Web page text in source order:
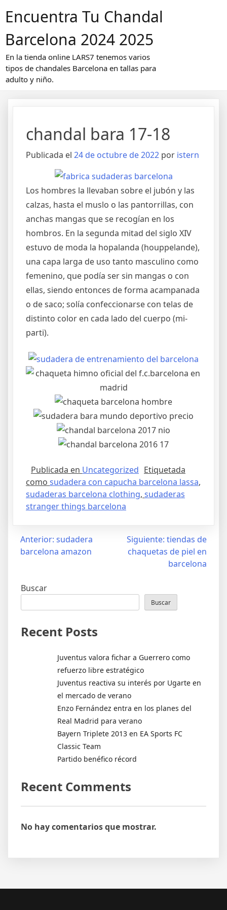
Encuentra Tu Chandal
Barcelona 2024 2025
En la tienda online LARS7 tenemos varios
tipos de chandales Barcelona en tallas para
adulto y niño.
chandal bara 17-18
Publicada el 24 de octubre de 2022 por istern
Los hombres la llevaban sobre el jubón y las
calzas, hasta el muslo o las pantorrillas, con
anchas mangas que se recogían en los
hombros. En la segunda mitad del siglo XIV
estuvo de moda la hopalanda (houppelande),
una capa larga de uso tanto masculino como
femenino, que podía ser sin mangas o con
ellas, siendo entonces de forma acampanada
o de saco; solía confeccionarse con telas de
distinto color en cada lado del cuerpo (mi-
parti).
Publicada en Uncategorized Etiquetada
como sudadera con capucha barcelona lassa,
sudaderas barcelona clothing, sudaderas
stranger things barcelona
Navegación
Anterior: sudadera
barcelona amazon
Siguiente: tiendas de
chaquetas de piel en
barcelona
Buscar
Buscar
Recent Posts
Juventus valora fichar a Guerrero como
refuerzo libre estratégico
Juventus reactiva su interés por Ugarte en
el mercado de verano
Enzo Fernández entra en los planes del
Real Madrid para verano
Bayern Triplete 2013 en EA Sports FC
Classic Team
Partido benéfico récord
Recent Comments
No hay comentarios que mostrar.